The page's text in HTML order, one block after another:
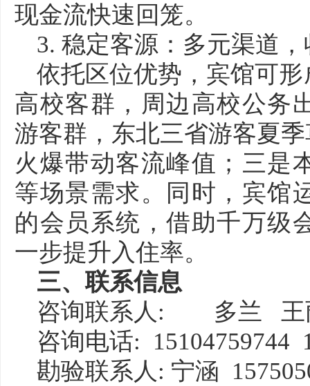
现金流快速回笼。
3. 稳定客源：多元渠道
依托区位优势，宾馆可
高校客群，周边高校公务
游客群，东北三省游客夏
火爆带动客流峰值；三是
等场景需求。同时，宾馆
的会员系统，借助千万级
一步提升入住率。
三、联系信息
咨询联系人:
多兰 王
咨询电话: 15104759744
勘验联系人: 宁涵